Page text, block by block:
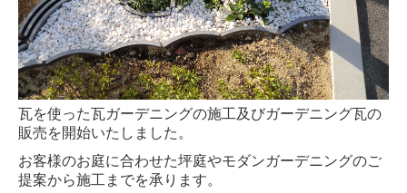
葺き替え施工の流れ
施工完成例
施工実績 令和以降
施工実績
瓦を使った瓦ガーデニングの施工及びガーデニング瓦の
販売を開始いたしました。
お客様のお庭に合わせた坪庭やモダンガーデニングのご
提案から施工までを承ります。